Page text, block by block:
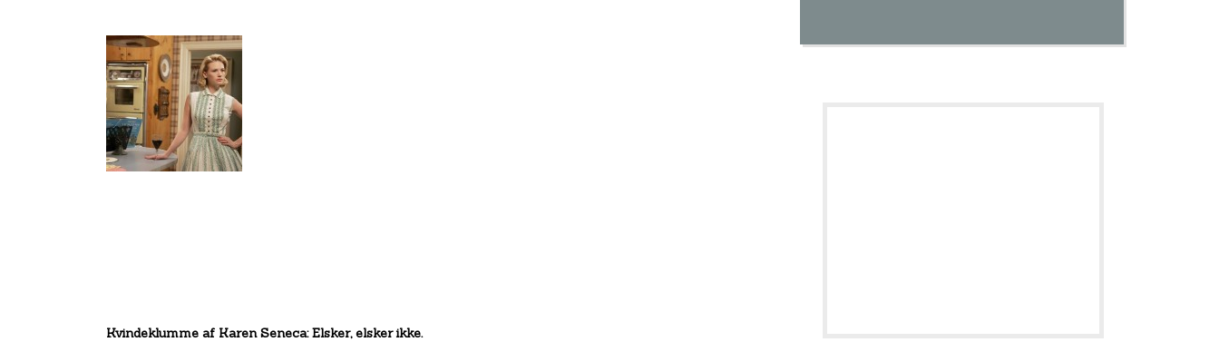
Kvindeklumme af Karen Seneca: Elsker, elsker ikke.